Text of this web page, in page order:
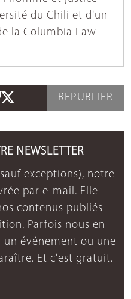
du Chili et d'un
la Columbia Law
REPUBLIER
NEWSLETTER
exceptions), notre
par e-mail. Elle
contenus publiés
Parfois nous en
événement ou une
Et c'est gratuit.